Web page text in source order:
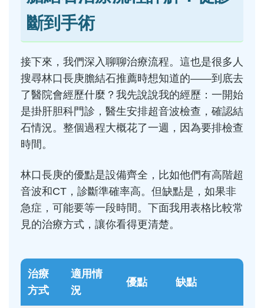
斷到手術
接下來，我們深入聊聊治療流程。這也是很多人
搜尋林口長庚膽結石推薦時想知道的——到底去
了醫院會經歷什麼？我先說說我的經歷：一開始
是掛肝胆科門診，醫生安排超音波檢查，確認結
石情況。整個過程大概花了一週，因為要排檢查
時間。
林口長庚的優點是設備齊全，比如他們有高階超
音波和CT，診斷準確率高。但缺點是，如果非
急症，可能要等一段時間。下面我用表格比較常
見的治療方式，讓你看得更清楚。
治療
方式
適用情
況
優點 缺點